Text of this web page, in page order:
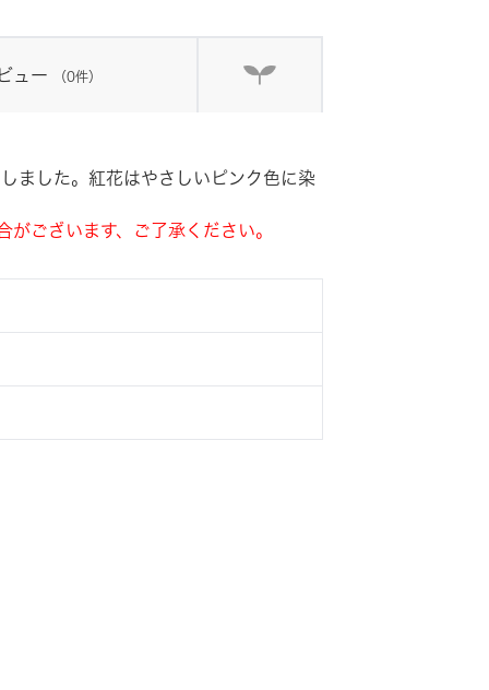
ュー （0件）
ました。紅花はやさしいピンク色に染
ございます、ご了承ください。